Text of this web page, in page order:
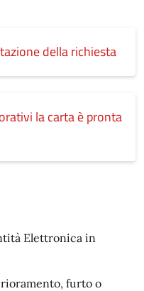
della richiesta
la carta è pronta
Elettronica in
furto o